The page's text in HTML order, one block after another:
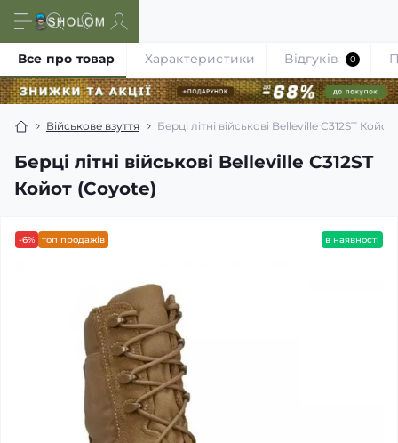
Військове взуття Берці літні військові Belleville C312ST
Берці літні військові Belleville C312ST
Койот (Coyote)
Все про товар Характеристики Відгуків 0
-6% топ продажів в наявності